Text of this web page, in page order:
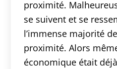
proximité.
se suivent et se
l’immense majorité
proximité. Alors
économique était